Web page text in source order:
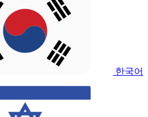
한국어